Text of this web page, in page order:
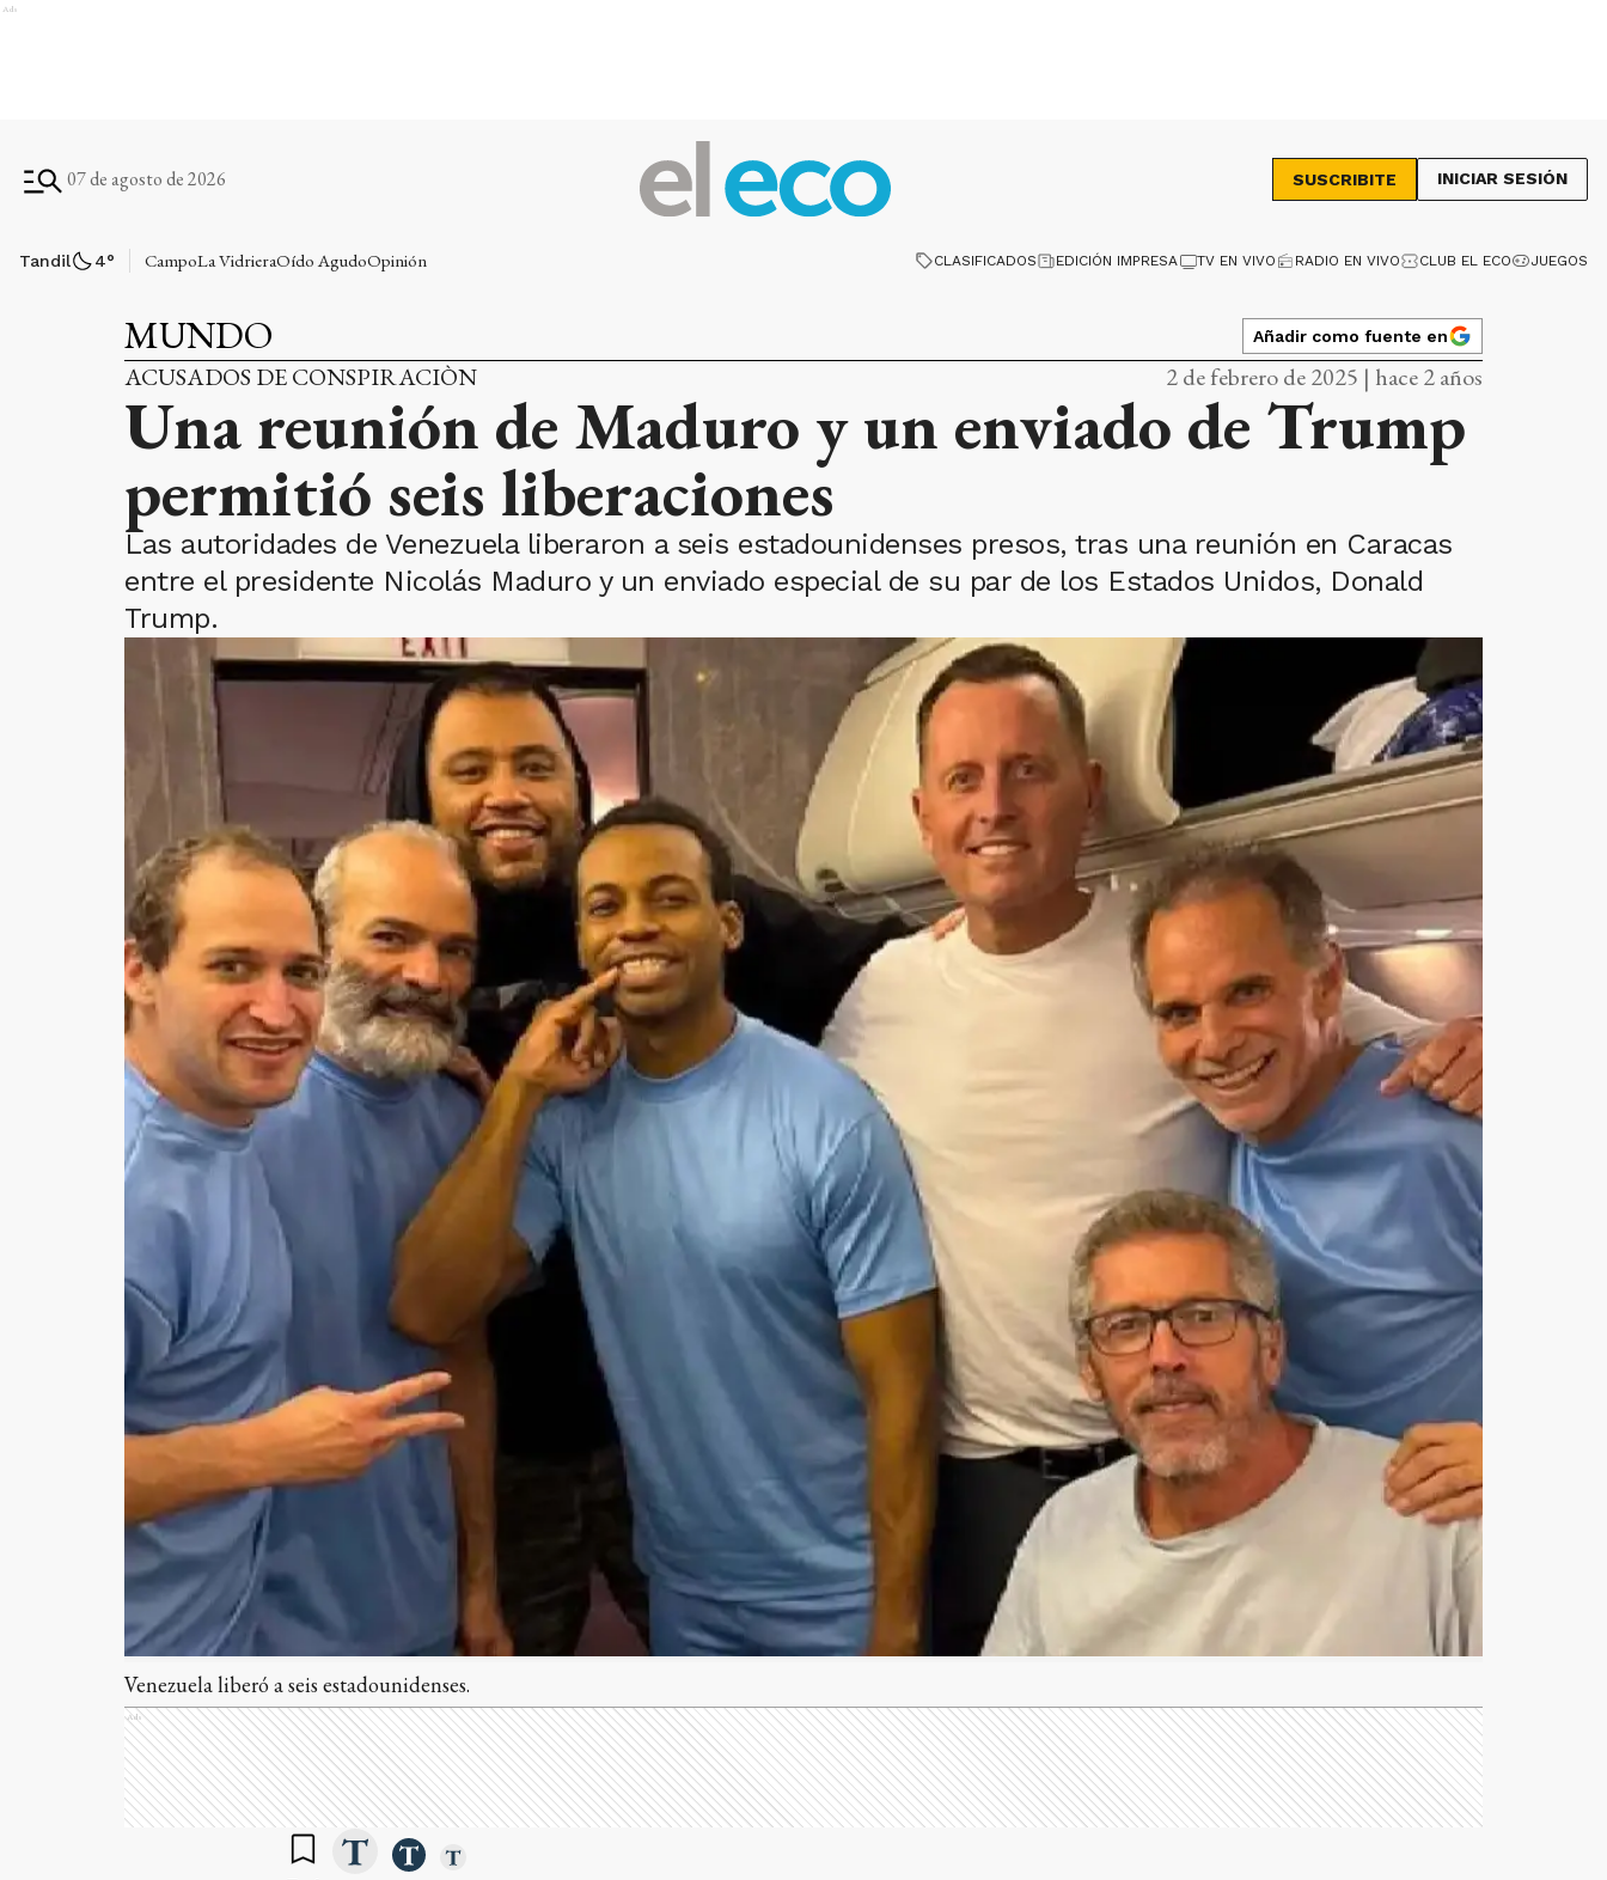
Ads
07 de agosto de 2026 SUSCRIBITE INICIAR SESIÓN
Tandil 4° CampoLa VidrieraOído AgudoOpinión CLASIFICADOS EDICIÓN IMPRESA TV EN VIVO RADIO EN VIVO CLUB EL ECO JUEGOS
MUNDO Añadir como fuente en
ACUSADOS DE CONSPIRACIÒN 2 de febrero de 2025 | hace 2 años
Una reunión de Maduro y un enviado de Trump
permitió seis liberaciones
Las autoridades de Venezuela liberaron a seis estadounidenses presos, tras una reunión en Caracas
entre el presidente Nicolás Maduro y un enviado especial de su par de los Estados Unidos, Donald
Trump.
Venezuela liberó a seis estadounidenses.
Ads